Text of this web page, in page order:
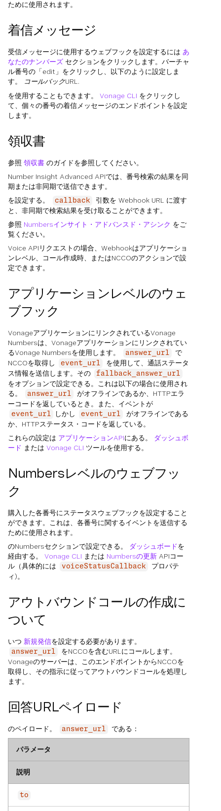
ために使用されます。
着信メッセージ
受信メッセージに使用するウェブフックを設定するには あ
なたのナンバーズ セクションをクリックします。バーチャ
ル番号の「edit」をクリックし、以下のように設定しま
す。
コールバックURL .
を使用することもできます。 Vonage CLI をクリックし
て、個々の番号の着信メッセージのエンドポイントを設定
します。
領収書
参照 領収書 のガイドを参照してください。
Number Insight Advanced APIでは、番号検索の結果を同
期または非同期で送信できます。
を設定する。
callback
引数を Webhook URL に渡す
と、非同期で検索結果を受け取ることができます。
参照 Numbersインサイト・アドバンスド・アシンク をご
覧ください。
Voice APIリクエストの場合、Webhookはアプリケーショ
ンレベル、コール作成時、またはNCCOのアクションで設
定できます。
アプリケーションレベルのウェ
ブフック
VonageアプリケーションにリンクされているVonage
Numbersは、Vonageアプリケーションにリンクされてい
るVonage Numbersを使用します。
answer_url
で
NCCOを取得し
event_url
を使用して、通話ステータ
ス情報を送信します。その
fallback_answer_url
をオプションで設定できる。これは以下の場合に使用され
る。
answer_url
がオフラインであるか、HTTPエラ
ーコードを返しているとき。また、イベントが
event_url しかし event_url
がオフラインである
か、HTTPステータス・コードを返している。
これらの設定は アプリケーションAPIにある。
ダッシュボ
ード または Vonage CLI ツールを使用する。
Numbersレベルのウェブフッ
ク
購入した各番号にステータスウェブフックを設定すること
ができます。これは、各番号に関するイベントを送信する
ために使用されます。
のNumbersセクションで設定できる。
ダッシュボードを
経由する。 Vonage CLI または Numbersの更新 APIコー
ル（具体的には
voiceStatusCallback
プロパテ
ィ)。
アウトバウンドコールの作成に
ついて
いつ 新規発信を設定する必要があります。
answer_url
をNCCOを含むURLにコールします。
Vonageのサーバーは、このエンドポイントからNCCOを
取得し、その指示に従ってアウトバウンドコールを処理し
ます。
回答URLペイロード
のペイロード。 answer_url である：
パラメータ
説明
to